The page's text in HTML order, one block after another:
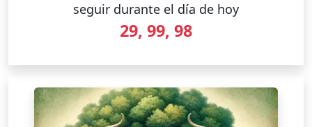
seguir durante el día de hoy
29, 99, 98